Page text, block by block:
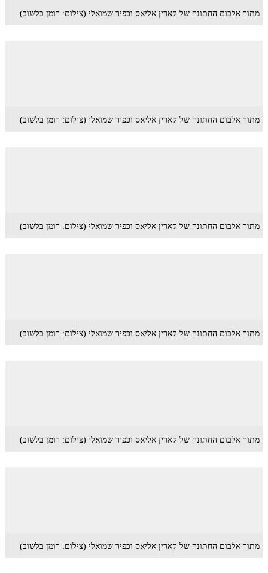
מתוך אלבום החתונה של קארין אליאס וכפיר שמואלי (צילום: רומן בלשוב)
מתוך אלבום החתונה של קארין אליאס וכפיר שמואלי (צילום: רומן בלשוב)
מתוך אלבום החתונה של קארין אליאס וכפיר שמואלי (צילום: רומן בלשוב)
מתוך אלבום החתונה של קארין אליאס וכפיר שמואלי (צילום: רומן בלשוב)
מתוך אלבום החתונה של קארין אליאס וכפיר שמואלי (צילום: רומן בלשוב)
מתוך אלבום החתונה של קארין אליאס וכפיר שמואלי (צילום: רומן בלשוב)